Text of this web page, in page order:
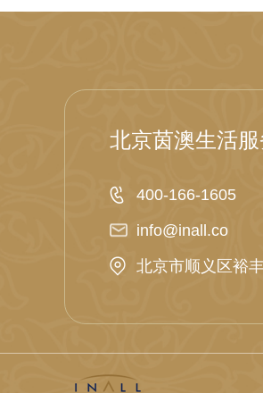
北京茵澳生活服
400-166-1605
info@inall.co
北京市顺义区裕